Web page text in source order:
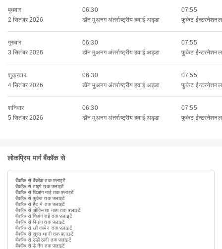
बुधवार
2 सितंबर 2026
06:30
डॉन मुअनग अंतर्राष्ट्रीय हवाई अड्डा
07:55
फुकेट ईन्टरनेशनल
गुरुवार
3 सितंबर 2026
06:30
डॉन मुअनग अंतर्राष्ट्रीय हवाई अड्डा
07:55
फुकेट ईन्टरनेशनल
शुक्रवार
4 सितंबर 2026
06:30
डॉन मुअनग अंतर्राष्ट्रीय हवाई अड्डा
07:55
फुकेट ईन्टरनेशनल
शनिवार
5 सितंबर 2026
06:30
डॉन मुअनग अंतर्राष्ट्रीय हवाई अड्डा
07:55
फुकेट ईन्टरनेशनल
लोकप्रिय मार्ग बैंकॉक से
बैंकॉक से बैंकॉक तक फ़्लाइटें
बैंकॉक से ताइपे तक फ़्लाइटें
बैंकॉक से चिआंग माई तक फ़्लाइटें
बैंकॉक से फुकेत तक फ़्लाइटें
बैंकॉक से हैट ये तक फ़्लाइटें
बैंकॉक से ओकिनावा नाहा तक फ़्लाइटें
बैंकॉक से चिअंग राई तक फ़्लाइटें
बैंकॉक से पिनांग तक फ़्लाइटें
बैंकॉक से खों कायेन तक फ़्लाइटें
बैंकॉक से सूरत थानी तक फ़्लाइटें
बैंकॉक से उडों ठानी तक फ़्लाइटें
बैंकॉक से डै नैंग तक फ़्लाइटें